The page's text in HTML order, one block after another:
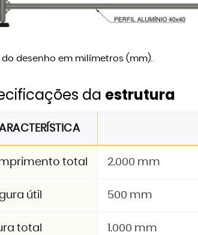
do desenho em milímetros (mm).
da estrutura
total 2.000 mm
útil 500 mm
total 1.000 mm